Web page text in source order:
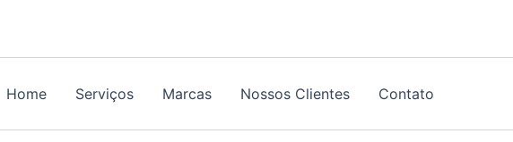
Home Serviços Marcas Nossos Clientes Contato